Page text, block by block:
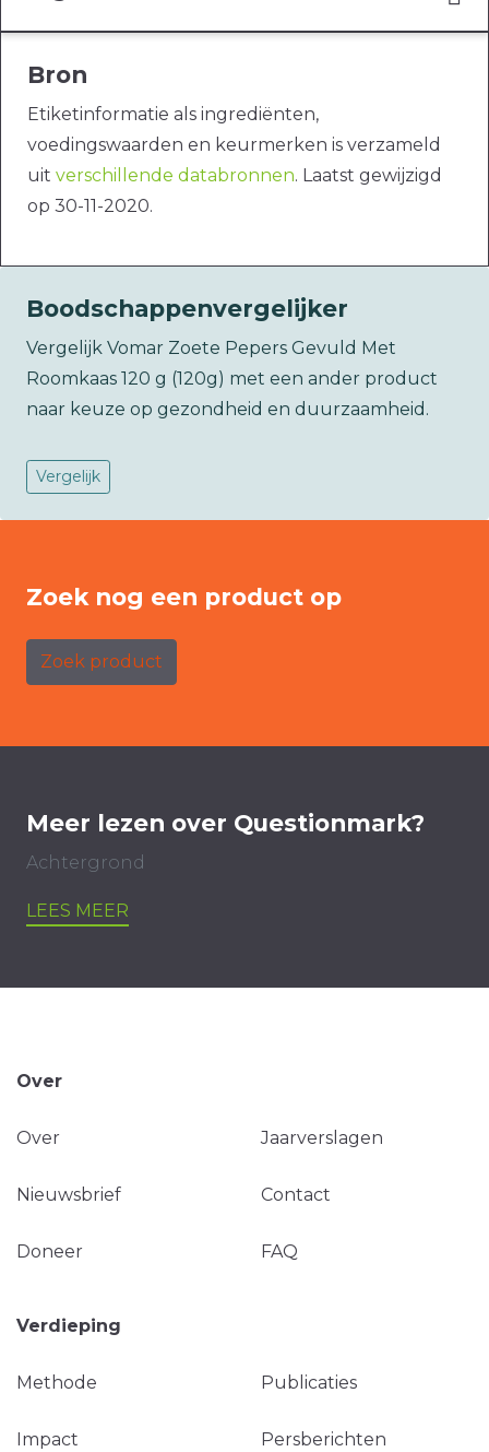
Bron
Etiketinformatie als ingrediënten,
voedingswaarden en keurmerken is verzameld
uit verschillende databronnen. Laatst gewijzigd
op 30-11-2020.
Boodschappenvergelijker
Vergelijk Vomar Zoete Pepers Gevuld Met
Roomkaas 120 g (120g) met een ander product
naar keuze op gezondheid en duurzaamheid.
Vergelijk
Zoek nog een product op
Zoek product
Meer lezen over Questionmark?
Achtergrond
LEES MEER
Over
Over Jaarverslagen
Nieuwsbrief Contact
Doneer FAQ
Verdieping
Methode Publicaties
Impact Persberichten